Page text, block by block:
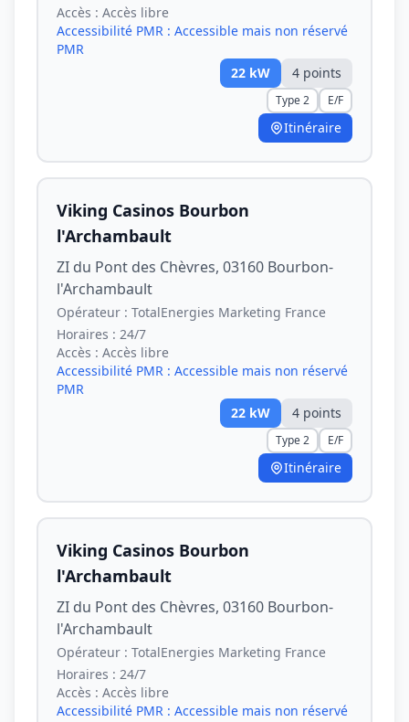
Accès : Accès libre
Accessibilité PMR : Accessible mais non réservé
PMR
22 kW 4 points
Type 2 E/F
Itinéraire
Viking Casinos Bourbon
l'Archambault
ZI du Pont des Chèvres, 03160 Bourbon-
l'Archambault
Opérateur : TotalEnergies Marketing France
Horaires : 24/7
Accès : Accès libre
Accessibilité PMR : Accessible mais non réservé
PMR
22 kW 4 points
Type 2 E/F
Itinéraire
Viking Casinos Bourbon
l'Archambault
ZI du Pont des Chèvres, 03160 Bourbon-
l'Archambault
Opérateur : TotalEnergies Marketing France
Horaires : 24/7
Accès : Accès libre
Accessibilité PMR : Accessible mais non réservé